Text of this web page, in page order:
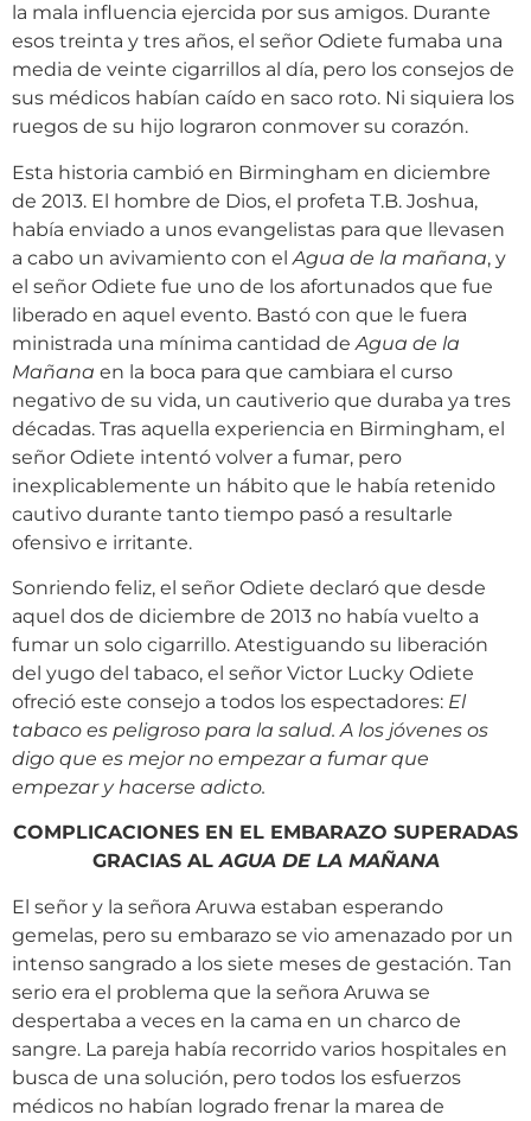
la mala influencia ejercida por sus amigos. Durante
esos treinta y tres años, el señor Odiete fumaba una
media de veinte cigarrillos al día, pero los consejos de
sus médicos habían caído en saco roto. Ni siquiera los
ruegos de su hijo lograron conmover su corazón.
Esta historia cambió en Birmingham en diciembre
de 2013. El hombre de Dios, el profeta T.B. Joshua,
había enviado a unos evangelistas para que llevasen
a cabo un avivamiento con el Agua de la mañana, y
el señor Odiete fue uno de los afortunados que fue
liberado en aquel evento. Bastó con que le fuera
ministrada una mínima cantidad de Agua de la
Mañana en la boca para que cambiara el curso
negativo de su vida, un cautiverio que duraba ya tres
décadas. Tras aquella experiencia en Birmingham, el
señor Odiete intentó volver a fumar, pero
inexplicablemente un hábito que le había retenido
cautivo durante tanto tiempo pasó a resultarle
ofensivo e irritante.
Sonriendo feliz, el señor Odiete declaró que desde
aquel dos de diciembre de 2013 no había vuelto a
fumar un solo cigarrillo. Atestiguando su liberación
del yugo del tabaco, el señor Victor Lucky Odiete
ofreció este consejo a todos los espectadores: El
tabaco es peligroso para la salud. A los jóvenes os
digo que es mejor no empezar a fumar que
empezar y hacerse adicto.
COMPLICACIONES EN EL EMBARAZO SUPERADAS
GRACIAS ALAGUA DE LA MAÑANA
El señor y la señora Aruwa estaban esperando
gemelas, pero su embarazo se vio amenazado por un
intenso sangrado a los siete meses de gestación. Tan
serio era el problema que la señora Aruwa se
despertaba a veces en la cama en un charco de
sangre. La pareja había recorrido varios hospitales en
busca de una solución, pero todos los esfuerzos
médicos no habían logrado frenar la marea de